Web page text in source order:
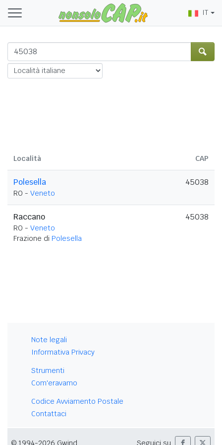
IT
Località CAP
Polesella
RO - Veneto
45038
Raccano
RO - Veneto
Frazione di Polesella
45038
Note legali
Informativa Privacy
Strumenti
Com'eravamo
Codice Avviamento Postale
Contattaci
© 1994-2026 Gwind Seguici su